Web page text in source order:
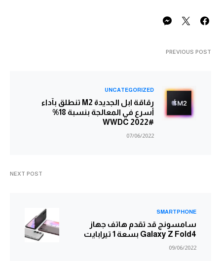
PREVIOUS POST
UNCATEGORIZED
رقاقة ابل الجديدة M2 تنطلق بآداء
أسرع في المعالجة بنسبة 18%
#WWDC 2022
07/06/2022
NEXT POST
SMARTPHONE
سامسونج قد تقدم هاتف جهاز
Galaxy Z Fold4 بسعة 1 تيرابايت
09/06/2022